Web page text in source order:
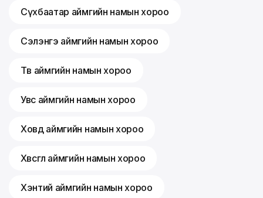
Сүхбаатар аймгийн намын хороо
Сэлэнгэ аймгийн намын хороо
Төв аймгийн намын хороо
Увс аймгийн намын хороо
Ховд аймгийн намын хороо
Хөвсгөл аймгийн намын хороо
Хэнтий аймгийн намын хороо